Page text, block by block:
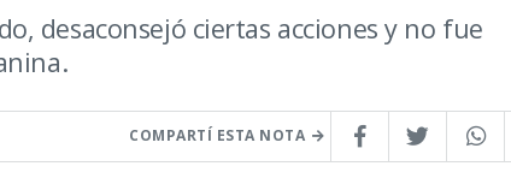
desaconsejó ciertas acciones y no fue
COMPARTÍ ESTA NOTA